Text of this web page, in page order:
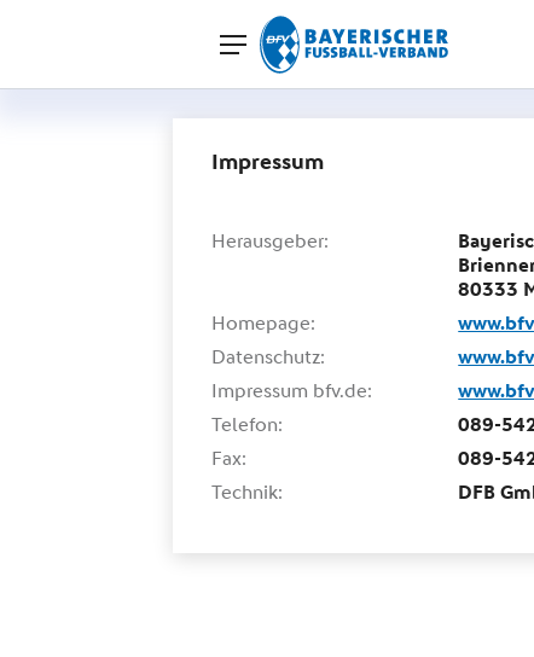
Impressum
Herausgeber:
80333
Homepage:
Datenschutz:
Impressum bfv.de:
Telefon:
089-
Fax:
089-
Technik:
DFB